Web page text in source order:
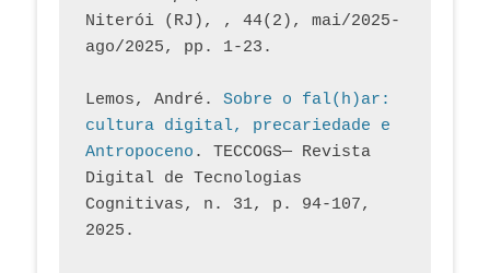
Niterói (RJ), , 44(2), mai/2025-
ago/2025, pp. 1-23.
Lemos, André. Sobre o fal(h)ar:
cultura digital, precariedade e
Antropoceno . TECCOGS— Revista
Digital de Tecnologias
Cognitivas, n. 31, p. 94-107,
2025.